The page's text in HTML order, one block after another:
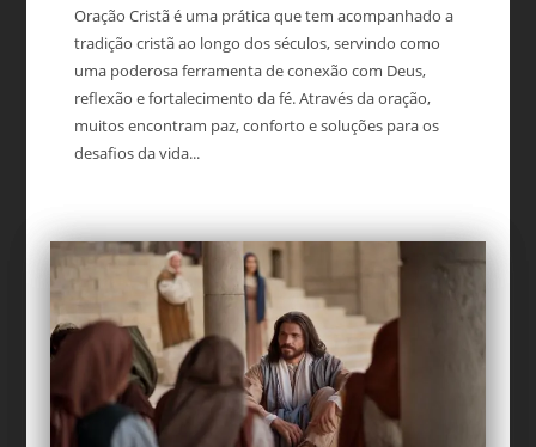
Oração Cristã é uma prática que tem acompanhado a
tradição cristã ao longo dos séculos, servindo como
uma poderosa ferramenta de conexão com Deus,
reflexão e fortalecimento da fé. Através da oração,
muitos encontram paz, conforto e soluções para os
desafios da vida...